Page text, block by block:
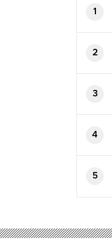
1
2
3
4
5